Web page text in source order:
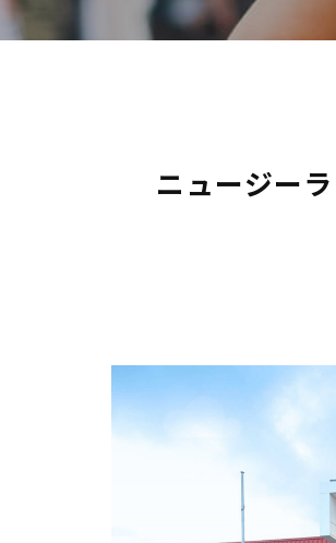
ニュージー